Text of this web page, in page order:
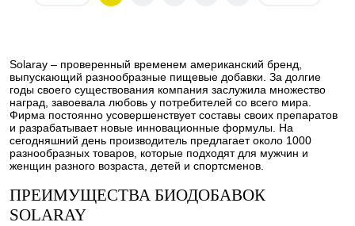
Solaray – проверенный временем американский бренд,
выпускающий разнообразные пищевые добавки. За долгие
годы своего существования компания заслужила множество
наград, завоевала любовь у потребителей со всего мира.
Фирма постоянно усовершенствует составы своих препаратов
и разрабатывает новые инновационные формулы. На
сегодняшний день производитель предлагает около 1000
разнообразных товаров, которые подходят для мужчин и
женщин разного возраста, детей и спортсменов.
ПРЕИМУЩЕСТВА БИОДОБАВОК
SOLARAY